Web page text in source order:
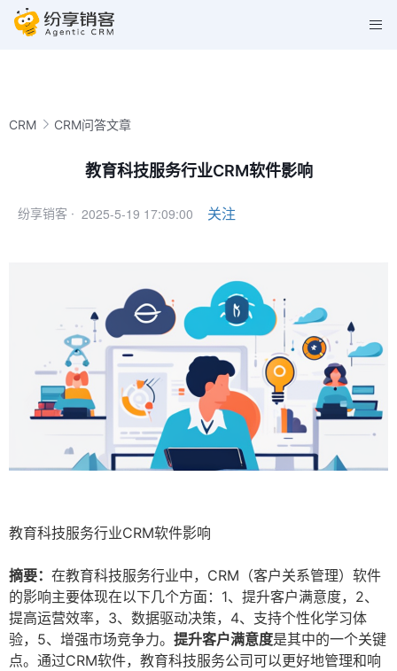
CRM CRM问答文章
教育科技服务行业CRM软件影响
纷享销客 · 2025-5-19 17:09:00 关注
教育科技服务行业CRM软件影响
摘要： 在教育科技服务行业中，CRM（客户关系管理）软件
的影响主要体现在以下几个方面：1、提升客户满意度，2、
提高运营效率，3、数据驱动决策，4、支持个性化学习体
验，5、增强市场竞争力。 提升客户满意度是其中的一个关键
点。通过CRM软件，教育科技服务公司可以更好地管理和响